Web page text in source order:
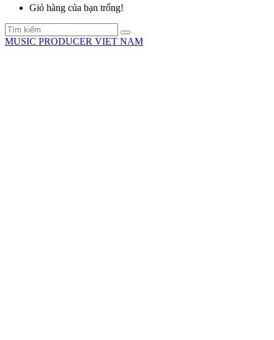
Giỏ hàng của bạn trống!
MUSIC PRODUCER VIET NAM